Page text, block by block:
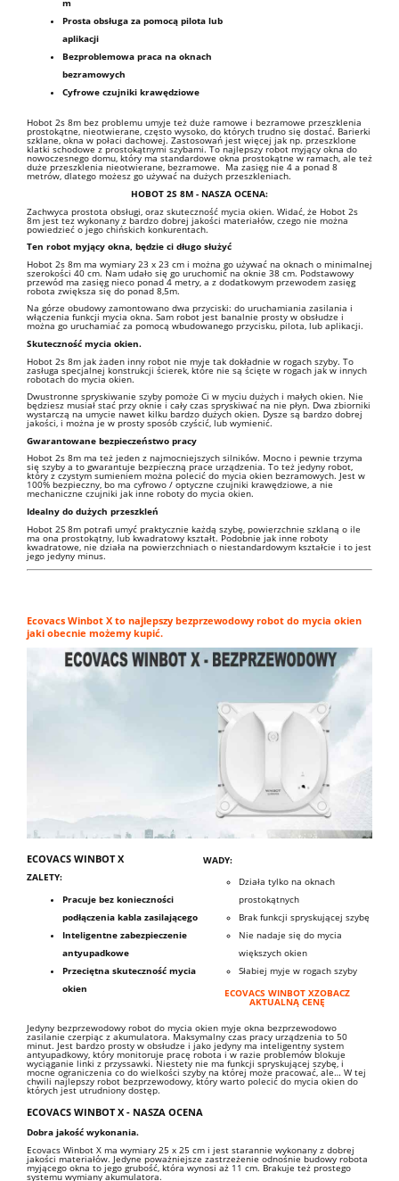
m
Prosta obsługa za pomocą pilota lub
aplikacji
Bezproblemowa praca na oknach
bezramowych
Cyfrowe czujniki krawędziowe
Hobot 2s 8m bez problemu umyje też duże ramowe i bezramowe przeszklenia
prostokątne, nieotwierane, często wysoko, do których trudno się dostać. Barierki
szklane, okna w połaci dachowej. Zastosowań jest więcej jak np. przeszklone
klatki schodowe z prostokątnymi szybami. To najlepszy robot myjący okna do
nowoczesnego domu, który ma standardowe okna prostokątne w ramach, ale też
duże przeszklenia nieotwierane, bezramowe. Ma zasięg nie 4 a ponad 8
metrów, dlatego możesz go używać na dużych przeszkleniach.
HOBOT 2S 8M - NASZA OCENA:
Zachwyca prostota obsługi, oraz skuteczność mycia okien. Widać, że Hobot 2s
8m jest tez wykonany z bardzo dobrej jakości materiałów, czego nie można
powiedzieć o jego chińskich konkurentach.
Ten robot myjący okna, będzie ci długo służyć
Hobot 2s 8m ma wymiary 23 x 23 cm i można go używać na oknach o minimalnej
szerokości 40 cm. Nam udało się go uruchomić na oknie 38 cm. Podstawowy
przewód ma zasięg nieco ponad 4 metry, a z dodatkowym przewodem zasięg
robota zwiększa się do ponad 8,5m.
Na górze obudowy zamontowano dwa przyciski: do uruchamiania zasilania i
włączenia funkcji mycia okna. Sam robot jest banalnie prosty w obsłudze i
można go uruchamiać za pomocą wbudowanego przycisku, pilota, lub aplikacji.
Skuteczność mycia okien.
Hobot 2s 8m jak żaden inny robot nie myje tak dokładnie w rogach szyby. To
zasługa specjalnej konstrukcji ścierek, które nie są ścięte w rogach jak w innych
robotach do mycia okien.
Dwustronne spryskiwanie szyby pomoże Ci w myciu dużych i małych okien. Nie
będziesz musiał stać przy oknie i cały czas spryskiwać na nie płyn. Dwa zbiorniki
wystarczą na umycie nawet kilku bardzo dużych okien. Dysze są bardzo dobrej
jakości, i można je w prosty sposób czyścić, lub wymienić.
Gwarantowane bezpieczeństwo pracy
Hobot 2s 8m ma też jeden z najmocniejszych silników. Mocno i pewnie trzyma
się szyby a to gwarantuje bezpieczną prace urządzenia. To też jedyny robot,
który z czystym sumieniem można polecić do mycia okien bezramowych. Jest w
100% bezpieczny, bo ma cyfrowo / optyczne czujniki krawędziowe, a nie
mechaniczne czujniki jak inne roboty do mycia okien.
Idealny do dużych przeszkleń
Hobot 2S 8m potrafi umyć praktycznie każdą szybę, powierzchnie szklaną o ile
ma ona prostokątny, lub kwadratowy kształt. Podobnie jak inne roboty
kwadratowe, nie działa na powierzchniach o niestandardowym kształcie i to jest
jego jedyny minus.
Ecovacs Winbot X to najlepszy bezprzewodowy robot do mycia okien
jaki obecnie możemy kupić.
ECOVACS WINBOT X
ZALETY:
Pracuje bez konieczności
podłączenia kabla zasilającego
Inteligentne zabezpieczenie
antyupadkowe
Przeciętna skuteczność mycia
okien
WADY:
Działa tylko na oknach
prostokątnych
Brak funkcji spryskującej szybę
Nie nadaje się do mycia
większych okien
Słabiej myje w rogach szyby
ECOVACS WINBOT XZOBACZ
AKTUALNĄ CENĘ
Jedyny bezprzewodowy robot do mycia okien myje okna bezprzewodowo
zasilanie czerpiąc z akumulatora. Maksymalny czas pracy urządzenia to 50
minut. Jest bardzo prosty w obsłudze i jako jedyny ma inteligentny system
antyupadkowy, który monitoruje pracę robota i w razie problemów blokuje
wyciąganie linki z przyssawki.Niestety nie ma funkcji spryskującej szybę, i
mocne ograniczenia co do wielkości szyby na której może pracować, ale… W tej
chwili najlepszy robot bezprzewodowy, który warto polecić do mycia okien do
których jest utrudniony dostęp.
ECOVACS WINBOT X - NASZA OCENA
Dobra jakość wykonania.
Ecovacs Winbot X ma wymiary 25 x 25 cm i jest starannie wykonany z dobrej
jakości materiałów. Jedyne poważniejsze zastrzeżenie odnośnie budowy robota
myjącego okna to jego grubość, która wynosi aż 11 cm. Brakuje też prostego
systemu wymiany akumulatora.